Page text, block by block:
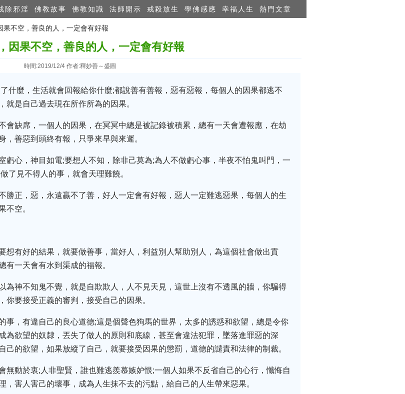
除邪淫 佛教故事 佛教知識 法師開示 戒殺放生 學佛感應 幸福人生 熱門文章
果不空，善良的人，一定會有好報
因果不空，善良的人，一定會有好報
時間:2019/12/4 作者:釋妙善～盛圓
什麼，生活就會回報給你什麼;都說善有善報，惡有惡報，每個人的因果都逃不
是自己過去現在所作所為的因果。
會缺席，一個人的因果，在冥冥中總是被記錄被積累，總有一天會遭報應，在劫
善惡到頭終有報，只爭來早與來遲。
虧心，神目如電;要想人不知，除非己莫為;為人不做虧心事，半夜不怕鬼叫門，一
了見不得人的事，就會天理難饒。
勝正，惡，永遠贏不了善，好人一定會有好報，惡人一定難逃惡果，每個人的生
不空。
想有好的結果，就要做善事，當好人，利益別人幫助別人，為這個社會做出貢
有一天會有水到渠成的福報。
為神不知鬼不覺，就是自欺欺人，人不見天見，這世上沒有不透風的牆，你騙得
要接受正義的審判，接受自己的因果。
事，有違自己的良心道德;這是個聲色狗馬的世界，太多的誘惑和欲望，總是令你
為欲望的奴隸，丟失了做人的原則和底線，甚至會違法犯罪，墜落進罪惡的深
的欲望，如果放縱了自己，就要接受因果的懲罰，道德的譴責和法律的制裁。
無動於衷;人非聖賢，誰也難逃羨慕嫉妒恨;一個人如果不反省自己的心行，懺悔自
害人害己的壞事，成為人生抹不去的污點，給自己的人生帶來惡果。